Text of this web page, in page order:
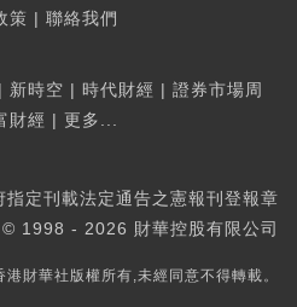
策 | 聯絡我們
| 新時空 | 時代財經 | 證券市場周
財經 | 更多...
指定刊載法定通告之憲報刊登報章
1998 - 2026 財華控股有限公司
港財華社版權所有,未經同意不得轉載。